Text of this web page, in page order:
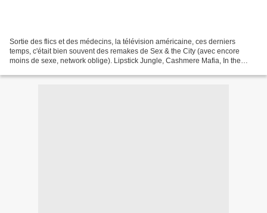
Sortie des flics et des médecins, la télévision américaine, ces derniers
temps, c'était bien souvent des remakes de Sex & the City (avec encore
moins de sexe, network oblige). Lipstick Jungle, Cashmere Mafia, In the